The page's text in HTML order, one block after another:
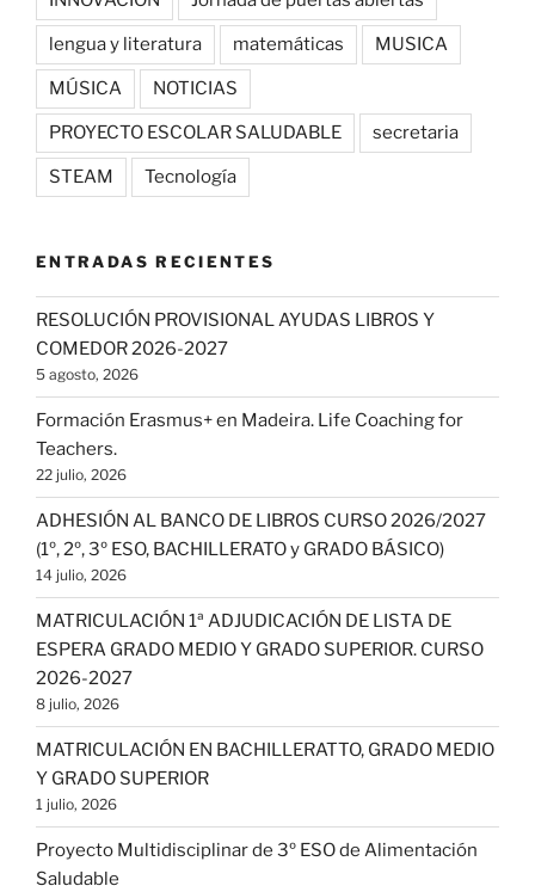
lengua y literatura matemáticas MUSICA
MÚSICA NOTICIAS
PROYECTO ESCOLAR SALUDABLE secretaria
STEAM Tecnología
ENTRADAS RECIENTES
RESOLUCIÓN PROVISIONAL AYUDAS LIBROS Y
COMEDOR 2026-2027
5 agosto, 2026
Formación Erasmus+ en Madeira. Life Coaching for
Teachers.
22 julio, 2026
ADHESIÓN AL BANCO DE LIBROS CURSO 2026/2027
(1º, 2º, 3º ESO, BACHILLERATO y GRADO BÁSICO)
14 julio, 2026
MATRICULACIÓN 1ª ADJUDICACIÓN DE LISTA DE
ESPERA GRADO MEDIO Y GRADO SUPERIOR. CURSO
2026-2027
8 julio, 2026
MATRICULACIÓN EN BACHILLERATTO, GRADO MEDIO
Y GRADO SUPERIOR
1 julio, 2026
Proyecto Multidisciplinar de 3º ESO de Alimentación
Saludable